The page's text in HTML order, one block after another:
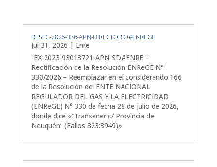
RESFC-2026-336-APN-DIRECTORIO#ENREGE
Jul 31, 2026 | Enre
-EX-2023-93013721-APN-SD#ENRE –
Rectificación de la Resolución ENReGE N°
330/2026 – Reemplazar en el considerando 166
de la Resolución del ENTE NACIONAL
REGULADOR DEL GAS Y LA ELECTRICIDAD
(ENReGE) N° 330 de fecha 28 de julio de 2026,
donde dice «”Transener c/ Provincia de
Neuquén” (Fallos 323:3949)»